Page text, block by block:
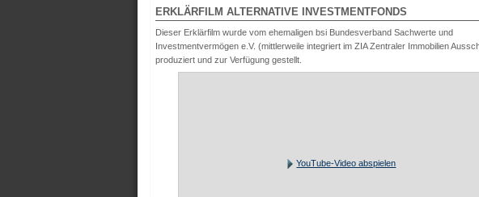
ERKLÄRFILM ALTERNATIVE INVESTMENTFONDS
Dieser Erklärfilm wurde vom ehemaligen bsi Bundesverband Sachwerte und
Investmentvermögen e.V. (mittlerweile integriert im ZIA Zentraler Immobilien
produziert und zur Verfügung gestellt.
YouTube-Video abspielen